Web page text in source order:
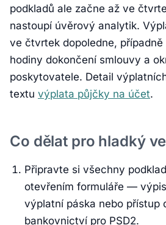
podkladů ale začne až ve
nastoupí úvěrový analytik.
ve čtvrtek dopoledne,
hodiny dokončení smlouvy a
poskytovatele. Detail
textu výplata půjčky na účet.
Co dělat pro hladký
Připravte si všechny
otevřením formuláře —
výplatní páska nebo přístup
bankovnictví pro PSD2.